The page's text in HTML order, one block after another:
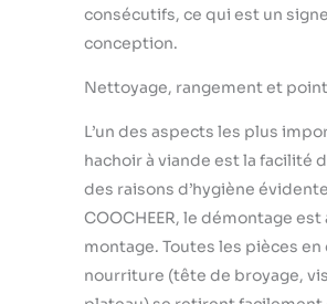
consécutifs, ce qui est un
conception.
Nettoyage, rangement et
L’un des aspects les plus
hachoir à viande est la facilité
des raisons d’hygiène
COOCHEER, le démontage
montage. Toutes les pièces en
nourriture (tête de broyage,